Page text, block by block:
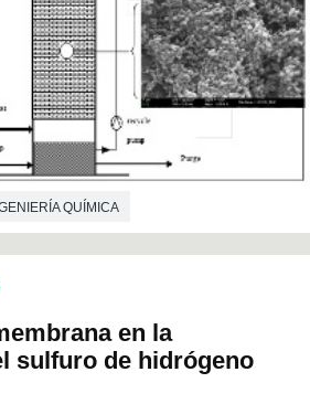
QUÍMICA
en la
sulfuro de hidrógeno